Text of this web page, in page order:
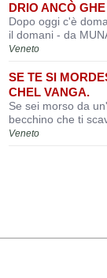
DRIO ANCÒ
Dopo oggi c'è
il domani - da
Veneto
SE TE SI
CHEL VANGA.
Se sei morso da
becchino che ti
Veneto